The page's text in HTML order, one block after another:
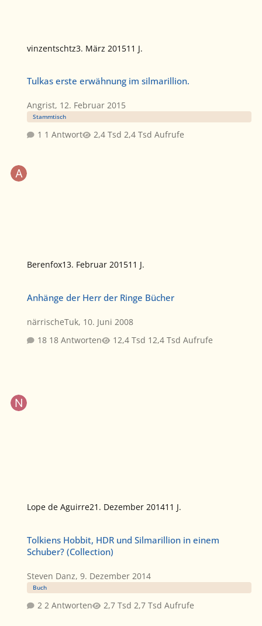
vinzentschtz3. März 201511 J.
Tulkas erste erwähnung im silmarillion.
Angrist, 12. Februar 2015
Stammtisch
1 Antwort 2,4 Tsd Aufrufe
Berenfox13. Februar 201511 J.
Anhänge der Herr der Ringe Bücher
närrischeTuk, 10. Juni 2008
18 Antworten
12,4 Tsd Aufrufe
Lope de Aguirre21. Dezember 201411 J.
Tolkiens Hobbit, HDR und Silmarillion in einem
Schuber? (Collection)
Steven Danz,9. Dezember 2014
Buch
2 Antworten 2,7 Tsd Aufrufe